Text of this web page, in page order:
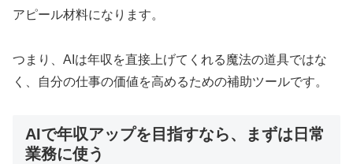
アピール材料になります。
つまり、AIは年収を直接上げてくれる魔法の道具ではな
く、自分の仕事の価値を高めるための補助ツールです。
AIで年収アップを目指すなら、まずは日常
業務に使う